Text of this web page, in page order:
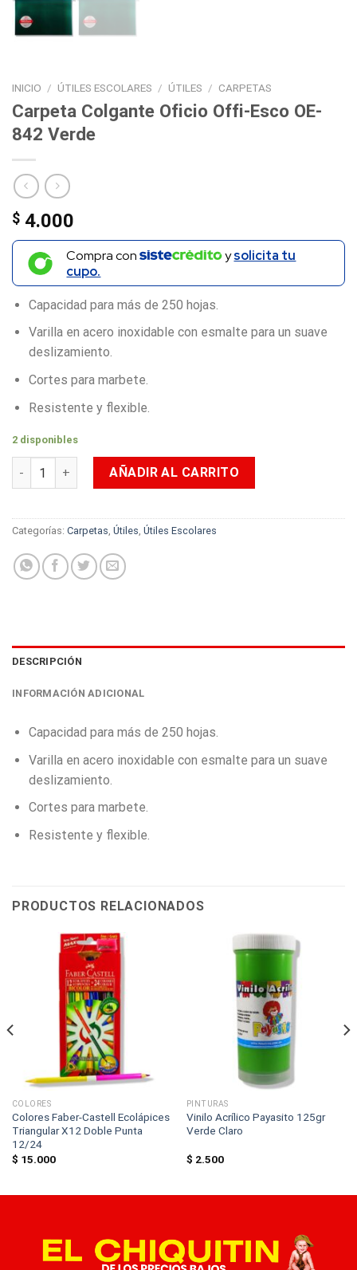
INICIO / ÚTILES ESCOLARES / ÚTILES / CARPETAS
Carpeta Colgante Oficio Offi-Esco OE-
842 Verde
$ 4.000
Compra con ysolicita tu
cupo.
Capacidad para más de 250 hojas.
Varilla en acero inoxidable con esmalte para un suave
deslizamiento.
Cortes para marbete.
Resistente y flexible.
2 disponibles
Carpeta Colgante Oficio Offi-Esco OE-842 Verde cantidad
AÑADIR AL CARRITO
Categorías: Carpetas, Útiles, Útiles Escolares
DESCRIPCIÓN
INFORMACIÓN ADICIONAL
Capacidad para más de 250 hojas.
Varilla en acero inoxidable con esmalte para un suave
deslizamiento.
Cortes para marbete.
Resistente y flexible.
PRODUCTOS RELACIONADOS
COLORES
Colores Faber-Castell Ecolápices
Triangular X12 Doble Punta
12/24
$ 15.000
PINTURAS
Vinilo Acrílico Payasito 125gr
Verde Claro
$ 2.500